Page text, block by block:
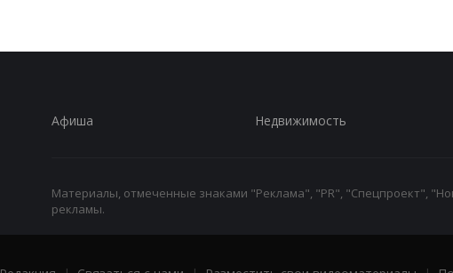
Афиша Недвижимость
Материалы, отмеченные знаками "Реклама", "PR", "Спецпроект",
рекламы.